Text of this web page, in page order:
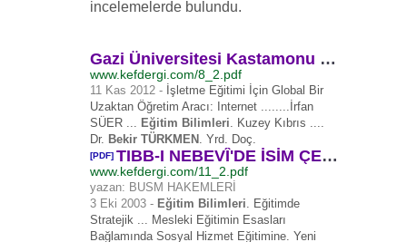
incelemelerde bulundu.
Gazi Üniversitesi Kastamonu Eğitim Dergisi Gazi ... - K-dergi
www.kefdergi.com/8_2.pdf
11 Kas 2012 - İşletme Eğitimi İçin Global Bir
Uzaktan Öğretim Aracı: Internet ........İrfan
SÜER ... Eğitim Bilimleri. Kuzey Kıbrıs ....
Dr. Bekir TÜRKMEN . Yrd. Doç.
[PDF] TIBB-I NEBEVÎ'DE İSİM ÇEKİMİ EKLERİ - K-dergi
www.kefdergi.com/11_2.pdf
yazan: BUSM HAKEMLERİ
3 Eki 2003 - Eğitim Bilimleri. Eğitimde
Stratejik ... Mesleki Eğitimin Esasları
Bağlamında Sosyal Hizmet Eğitimine. Yeni